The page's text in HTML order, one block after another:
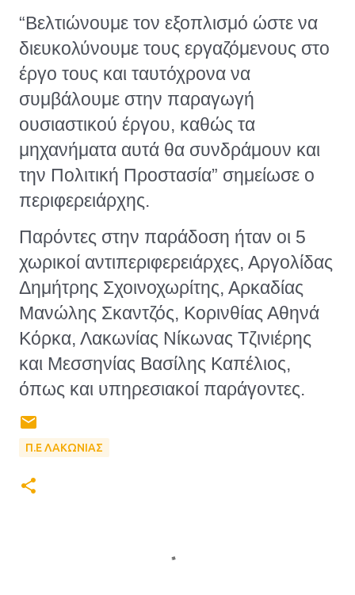
“Βελτιώνουμε τον εξοπλισμό ώστε να
διευκολύνουμε τους εργαζόμενους στο
έργο τους και ταυτόχρονα να
συμβάλουμε στην παραγωγή
ουσιαστικού έργου, καθώς τα
μηχανήματα αυτά θα συνδράμουν και
την Πολιτική Προστασία” σημείωσε ο
περιφερειάρχης.
Παρόντες στην παράδοση ήταν οι 5
χωρικοί αντιπεριφερειάρχες, Αργολίδας
Δημήτρης Σχοινοχωρίτης, Αρκαδίας
Μανώλης Σκαντζός, Κορινθίας Αθηνά
Κόρκα, Λακωνίας Νίκωνας Τζινιέρης
και Μεσσηνίας Βασίλης Καπέλιος,
όπως και υπηρεσιακοί παράγοντες.
Π.Ε ΛΑΚΩΝΙΑΣ